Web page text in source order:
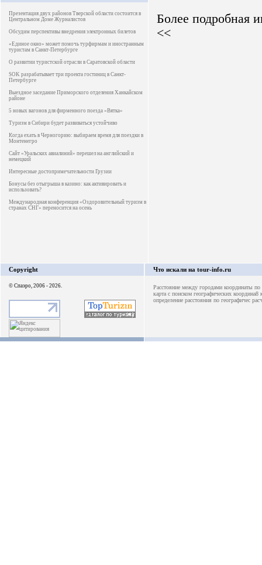
Презентация двух районов Тверской области состоится в
Центральном Доме Журналистов
Обсудим перспективы внедрения электронных билетов
«Единое окно» может помочь турфирмам и иностранным
туристам в Санкт-Петербурге
О развитии туристской отрасли в Саратовской области
SOK разрабатывает три проекта гостиниц в Санкт-
Петербурге
Выездное заседание Приморского отделения Ханкайском
районе
5 новых вагонов для фирменного поезда «Вятка»
Туризм в Сибири будет развиваться устойчиво
Когда ехать в Черногорию: выбираем время для поездки в
Монтенегро
Сайт «Уральских авиалиний» перешел на английский и
немецкий
Интересные достопримечательности Грузии
Бонусы без отыгрыша в казино: как активировать и
использовать?
Международная конференция «Оздоровительный туризм в
странах СНГ» переносится на осень
Более подробная
<<
Copyright
© Спаэро, 2006 - 2026.
Что искали на tour-info.ru
Расстояние между городами координаты по
карта с поиском географических координа8
определение расстояния по географичес